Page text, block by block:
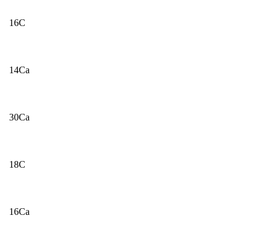
16С
14Са
30Са
18С
16Са